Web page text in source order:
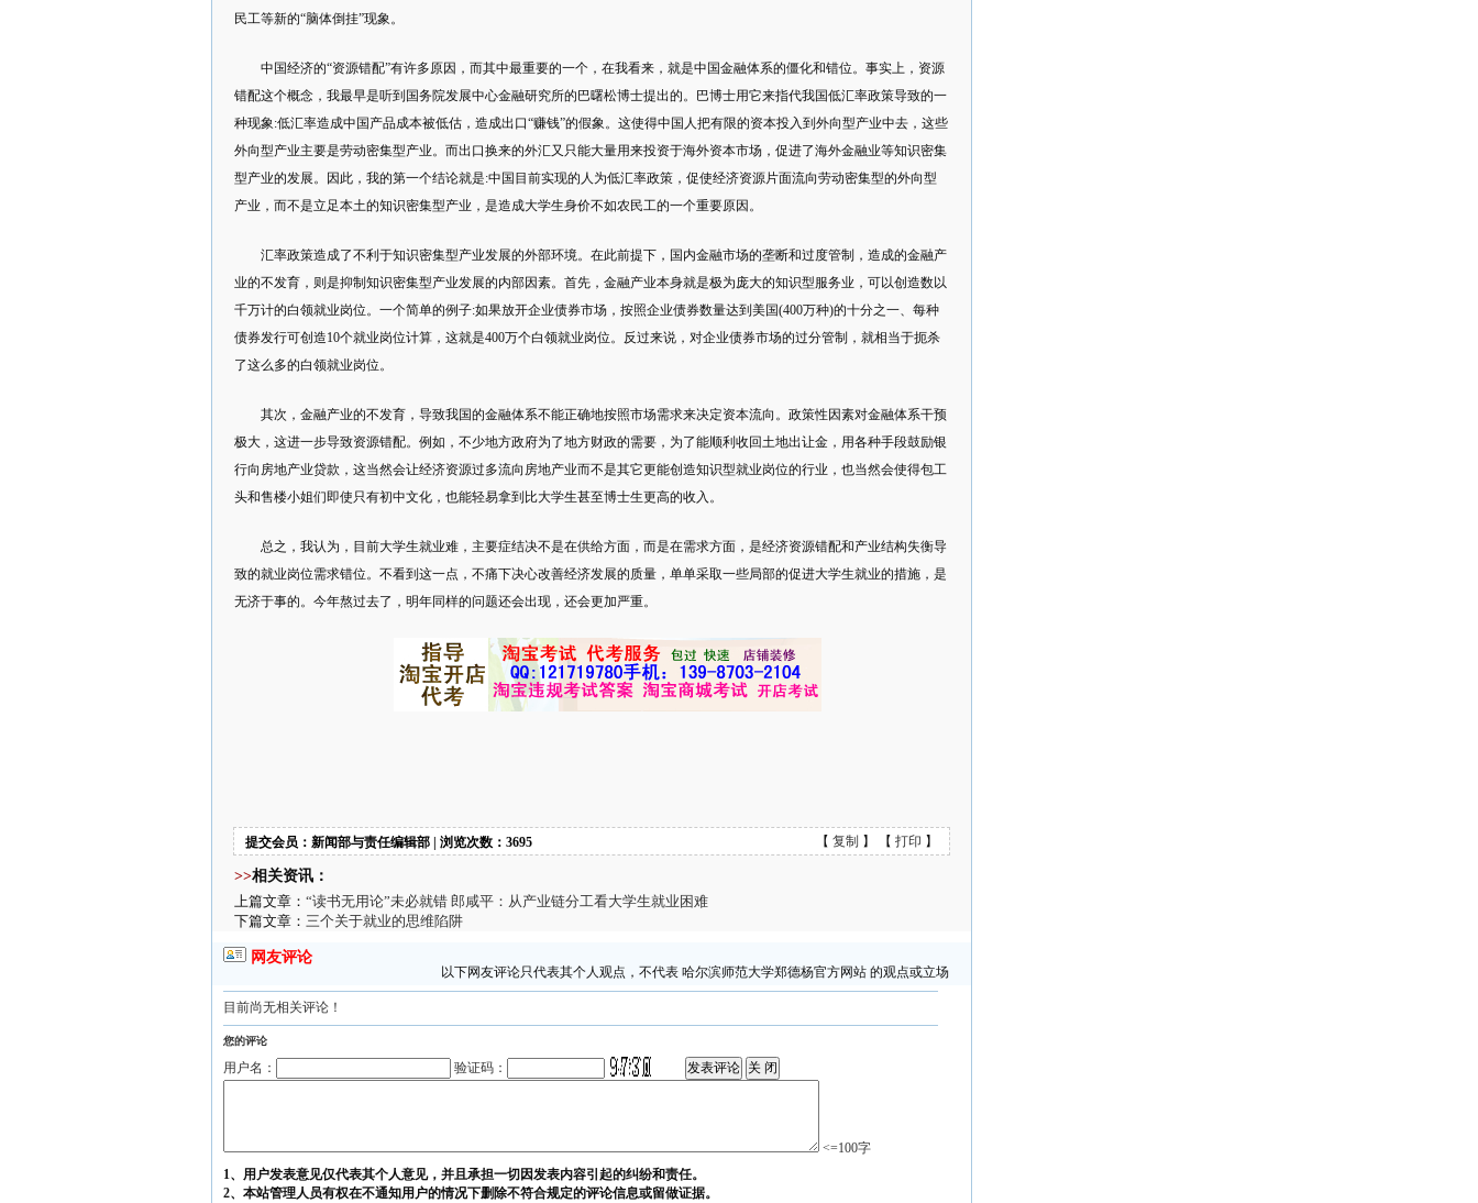
民工等新的“脑体倒挂”现象。
中国经济的“资源错配”有许多原因，而其中最重要的一个，在我看来，就是中国金融体系的僵化和错位。事实上，资源
错配这个概念，我最早是听到国务院发展中心金融研究所的巴曙松博士提出的。巴博士用它来指代我国低汇率政策导致的一
种现象:低汇率造成中国产品成本被低估，造成出口“赚钱”的假象。这使得中国人把有限的资本投入到外向型产业中去，这些
外向型产业主要是劳动密集型产业。而出口换来的外汇又只能大量用来投资于海外资本市场，促进了海外金融业等知识密集
型产业的发展。因此，我的第一个结论就是:中国目前实现的人为低汇率政策，促使经济资源片面流向劳动密集型的外向型
产业，而不是立足本土的知识密集型产业，是造成大学生身价不如农民工的一个重要原因。
汇率政策造成了不利于知识密集型产业发展的外部环境。在此前提下，国内金融市场的垄断和过度管制，造成的金融产
业的不发育，则是抑制知识密集型产业发展的内部因素。首先，金融产业本身就是极为庞大的知识型服务业，可以创造数以
千万计的白领就业岗位。一个简单的例子:如果放开企业债券市场，按照企业债券数量达到美国(400万种)的十分之一、每种
债券发行可创造10个就业岗位计算，这就是400万个白领就业岗位。反过来说，对企业债券市场的过分管制，就相当于扼杀
了这么多的白领就业岗位。
其次，金融产业的不发育，导致我国的金融体系不能正确地按照市场需求来决定资本流向。政策性因素对金融体系干预
极大，这进一步导致资源错配。例如，不少地方政府为了地方财政的需要，为了能顺利收回土地出让金，用各种手段鼓励银
行向房地产业贷款，这当然会让经济资源过多流向房地产业而不是其它更能创造知识型就业岗位的行业，也当然会使得包工
头和售楼小姐们即使只有初中文化，也能轻易拿到比大学生甚至博士生更高的收入。
总之，我认为，目前大学生就业难，主要症结决不是在供给方面，而是在需求方面，是经济资源错配和产业结构失衡导
致的就业岗位需求错位。不看到这一点，不痛下决心改善经济发展的质量，单单采取一些局部的促进大学生就业的措施，是
无济于事的。今年熬过去了，明年同样的问题还会出现，还会更加严重。
提交会员：新闻部与责任编辑部 | 浏览次数：3695 【 复制 】 【 打印 】
>>相关资讯：
上篇文章： “读书无用论”未必就错 郎咸平：从产业链分工看大学生就业困难
下篇文章： 三个关于就业的思维陷阱
网友评论
以下网友评论只代表其个人观点，不代表 哈尔滨师范大学郑德杨官方网站 的观点或立场
目前尚无相关评论！
您的评论
用户名： 验证码：
<=100字
1、用户发表意见仅代表其个人意见，并且承担一切因发表内容引起的纠纷和责任。
2、本站管理人员有权在不通知用户的情况下删除不符合规定的评论信息或留做证据。